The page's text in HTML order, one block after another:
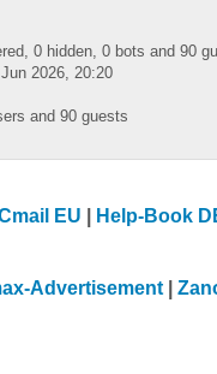
0 hidden, 0 bots and 90
2026, 20:20
and 90 guests
EU Help-Book
Advertisement |